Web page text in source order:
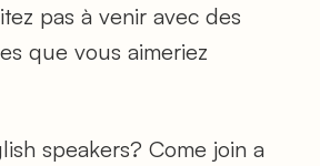
pas à venir avec des
que vous aimeriez
speakers? Come join a